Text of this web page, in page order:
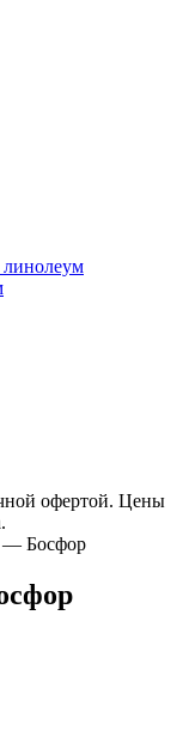
линолеум
офертой. Цены
— Босфор